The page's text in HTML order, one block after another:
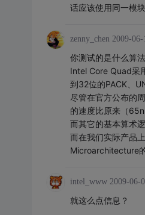
话应该使用同一模
zenny_chen 2009-06-
你测试的是什么算
Intel Core Quad采
到32位的PACK、
尽管在官方公布的
的速度比原来（
而其它的基本算术
而在我们实际产品
Microarchitecture
intel_www 2009-06-
就这么点信息？